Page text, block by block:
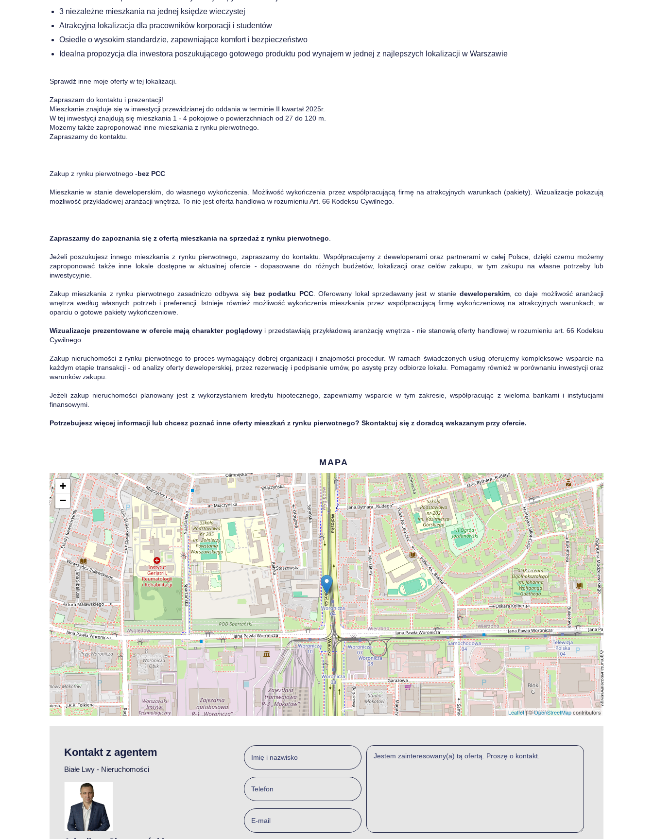
3 niezależne mieszkania na jednej księdze wieczystej
Atrakcyjna lokalizacja dla pracowników korporacji i studentów
Osiedle o wysokim standardzie, zapewniające komfort i bezpieczeństwo
Idealna propozycja dla inwestora poszukującego gotowego produktu pod wynajem w jednej z najlepszych lokalizacji w Warszawie
Sprawdź inne moje oferty w tej lokalizacji.
Zapraszam do kontaktu i prezentacji!
Mieszkanie znajduje się w inwestycji przewidzianej do oddania w terminie II kwartał 2025r.
W tej inwestycji znajdują się mieszkania 1 - 4 pokojowe o powierzchniach od 27 do 120 m.
Możemy także zaproponować inne mieszkania z rynku pierwotnego.
Zapraszamy do kontaktu.
Zakup z rynku pierwotnego -bez PCC
Mieszkanie w stanie deweloperskim, do własnego wykończenia. Możliwość wykończenia przez współpracującą firmę na atrakcyjnych warunkach (pakiety). Wizualizacje pokazują
możliwość przykładowej aranżacji wnętrza. To nie jest oferta handlowa w rozumieniu Art. 66 Kodeksu Cywilnego.
Zapraszamy do zapoznania się z ofertą mieszkania na sprzedaż z rynku pierwotnego
Jeżeli poszukujesz innego mieszkania z rynku pierwotnego, zapraszamy do kontaktu. Współpracujemy z deweloperami oraz partnerami w całej Polsce, dzięki czemu możemy
zaproponować także inne lokale dostępne w aktualnej ofercie - dopasowane do różnych budżetów, lokalizacji oraz celów zakupu, w tym zakupu na własne potrzeby lub
inwestycyjnie.
Zakup mieszkania z rynku pierwotnego zasadniczo odbywa się bez podatku PCC. Oferowany lokal sprzedawany jest w stanie deweloperskim, co daje możliwość aranżacji
wnętrza według własnych potrzeb i preferencji. Istnieje również możliwość wykończenia mieszkania przez współpracującą firmę wykończeniową na atrakcyjnych warunkach, w
oparciu o gotowe pakiety wykończeniowe.
Wizualizacje prezentowane w ofercie mają charakter poglądowyi przedstawiają przykładową aranżację wnętrza - nie stanowią oferty handlowej w rozumieniu art. 66 Kodeksu
Cywilnego.
Zakup nieruchomości z rynku pierwotnego to proces wymagający dobrej organizacji i znajomości procedur. W ramach świadczonych usług oferujemy kompleksowe wsparcie na
każdym etapie transakcji - od analizy oferty deweloperskiej, przez rezerwację i podpisanie umów, po asystę przy odbiorze lokalu. Pomagamy również w porównaniu inwestycji oraz
warunków zakupu.
Jeżeli zakup nieruchomości planowany jest z wykorzystaniem kredytu hipotecznego, zapewniamy wsparcie w tym zakresie, współpracując z wieloma bankami i instytucjami
finansowymi.
Potrzebujesz więcej informacji lub chcesz poznać inne oferty mieszkań z rynku pierwotnego? Skontaktuj się z doradcą wskazanym przy ofercie.
MAPA
+
−
Leaflet| ©OpenStreetMapcontributors
Kontakt z agentem
Białe Lwy - Nieruchomości